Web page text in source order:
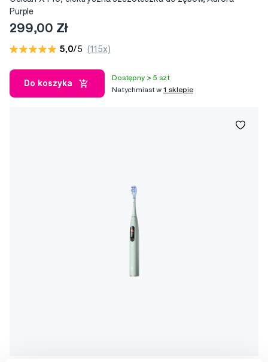
Purple
299,00 Zł
5,0/5 (115x)
Do koszyka
Dostępny > 5 szt
Natychmiast w1 sklepie